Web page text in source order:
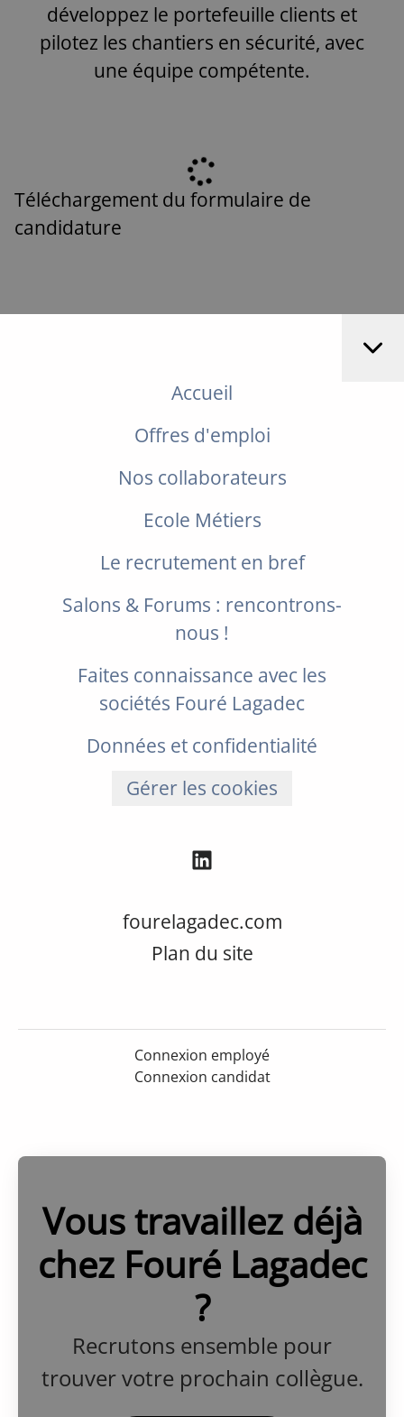
développez le portefeuille clients et
pilotez les chantiers en sécurité, avec
une équipe compétente.
Téléchargement du formulaire de
candidature
Accueil
Offres d'emploi
Nos collaborateurs
Ecole Métiers
Le recrutement en bref
Salons & Forums : rencontrons-
nous !
Faites connaissance avec les
sociétés Fouré Lagadec
Données et confidentialité
Gérer les cookies
fourelagadec.com
Plan du site
Connexion employé
Connexion candidat
Vous travaillez déjà
chez Fouré Lagadec
?
Recrutons ensemble pour
trouver votre prochain collègue.